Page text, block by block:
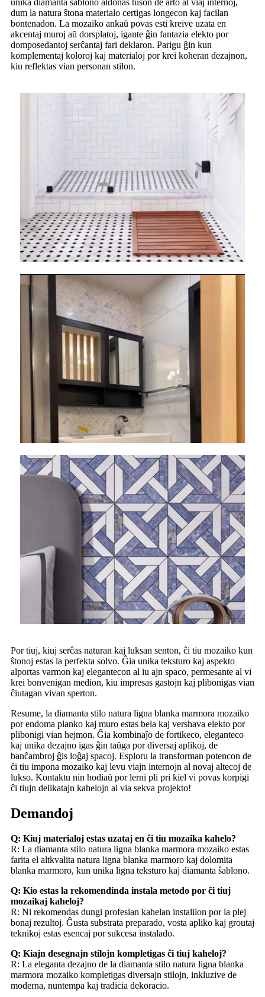
unika diamanta ŝablono aldonas tuŝon de arto al viaj internoj,
dum la natura ŝtona materialo certigas longecon kaj facilan
bontenadon. La mozaiko ankaŭ povas esti kreive uzata en
akcentaj muroj aŭ dorsplatoj, igante ĝin fantazia elekto por
domposedantoj serĉantaj fari deklaron. Parigu ĝin kun
komplementaj koloroj kaj materialoj por krei koheran dezajnon,
kiu reflektas vian personan stilon.
Por tiuj, kiuj serĉas naturan kaj luksan senton, ĉi tiu mozaiko kun
ŝtonoj estas la perfekta solvo. Ĝia unika teksturo kaj aspekto
alportas varmon kaj elegantecon al iu ajn spaco, permesante al vi
krei bonvenigan medion, kiu impresas gastojn kaj plibonigas vian
ĉiutagan vivan sperton.
Resume, la diamanta stilo natura ligna blanka marmora mozaiko
por endoma planko kaj muro estas bela kaj vershava elekto por
plibonigi vian hejmon. Ĝia kombinaĵo de fortikeco, eleganteco
kaj unika dezajno igas ĝin taŭga por diversaj aplikoj, de
banĉambroj ĝis loĝaj spacoj. Esploru la transforman potencon de
ĉi tiu impona mozaiko kaj levu viajn internojn al novaj altecoj de
lukso. Kontaktu nin hodiaŭ por lerni pli pri kiel vi povas korpigi
ĉi tiujn delikatajn kahelojn al via sekva projekto!
Demandoj
Q: Kiuj materialoj estas uzataj en ĉi tiu mozaika kahelo?
R: La diamanta stilo natura ligna blanka marmora mozaiko estas
farita el altkvalita natura ligna blanka marmoro kaj dolomita
blanka marmoro, kun unika ligna teksturo kaj diamanta ŝablono.
Q: Kio estas la rekomendinda instala metodo por ĉi tiuj
mozaikaj kaheloj?
R: Ni rekomendas dungi profesian kahelan instalilon por la plej
bonaj rezultoj. Ĝusta substrata preparado, vosta apliko kaj groutaj
teknikoj estas esencaj por sukcesa instalado.
Q: Kiajn desegnajn stilojn kompletigas ĉi tiuj kaheloj?
R: La eleganta dezajno de la diamanta stilo natura ligna blanka
marmora mozaiko kompletigas diversajn stilojn, inkluzive de
moderna, nuntempa kaj tradicia dekoracio.